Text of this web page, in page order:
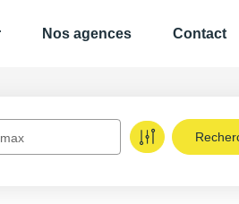
Nos agences Contact